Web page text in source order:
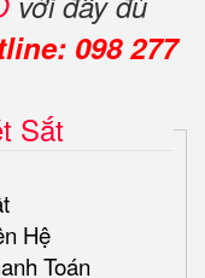
098 277
Sắt
Hệ
Toán